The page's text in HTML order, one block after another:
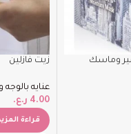
وماسك
زيت فازلين
عنايه
4.00 ر.ع.
قراءة